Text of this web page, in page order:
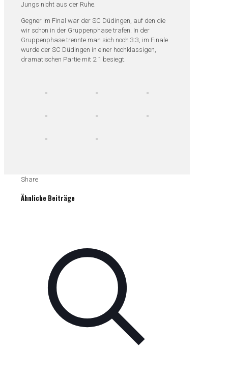
Jungs nicht aus der Ruhe.
Gegner im Final war der SC Düdingen, auf den die
wir schon in der Gruppenphase trafen. In der
Gruppenphase trennte man sich noch 3:3, im Finale
wurde der SC Düdingen in einer hochklassigen,
dramatischen Partie mit 2:1 besiegt.
Share
Ähnliche Beiträge